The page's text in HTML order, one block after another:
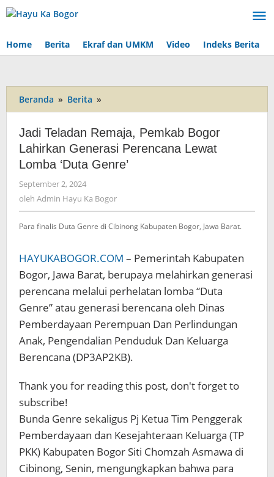
Lewati
ke
Home
Berita Ekraf dan UMKM Video Indeks Berita
Beranda » Berita »
Teladan
Remaja,
Pemkab
Bogor
Lahirkan
Lewat
Lomba
'Duta
Jadi Teladan Remaja, Pemkab Bogor
Lahirkan Generasi Perencana Lewat
Lomba ‘Duta Genre’
September 2, 2024
Admin
Hayu
Bogor
oleh Admin Hayu Ka Bogor
Para finalis Duta Genre di Cibinong Kabupaten Bogor, Jawa Barat.
HAYUKABOGOR.COM – Pemerintah Kabupaten
Bogor, Jawa Barat, berupaya melahirkan generasi
perencana melalui perhelatan lomba “Duta
Genre” atau generasi berencana oleh Dinas
Pemberdayaan Perempuan Dan Perlindungan
Anak, Pengendalian Penduduk Dan Keluarga
Berencana (DP3AP2KB).
Thank you for reading this post, don't forget to
subscribe!
Bunda Genre sekaligus Pj Ketua Tim Penggerak
Pemberdayaan dan Kesejahteraan Keluarga (TP
PKK) Kabupaten Bogor Siti Chomzah Asmawa di
Cibinong, Senin, mengungkapkan bahwa para